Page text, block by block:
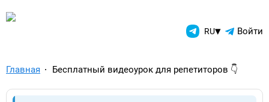
TelegramAds.com — RU▾ Войти
Главная Бесплатный видеоурок для репетиторов 👇